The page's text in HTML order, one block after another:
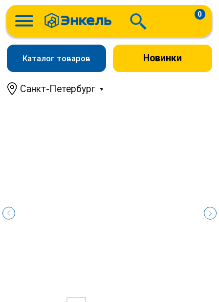
Новинки
Санкт-Петербург